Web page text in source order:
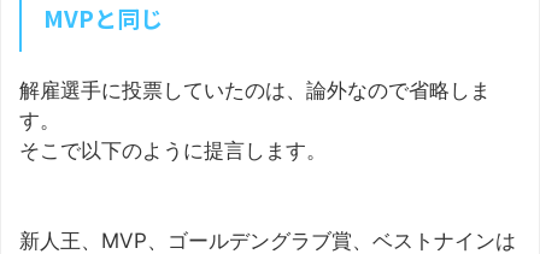
MVPと同じ
解雇選手に投票していたのは、論外なので省略しま
す。
そこで以下のように提言します。
新人王、MVP、ゴールデングラブ賞、ベストナインは